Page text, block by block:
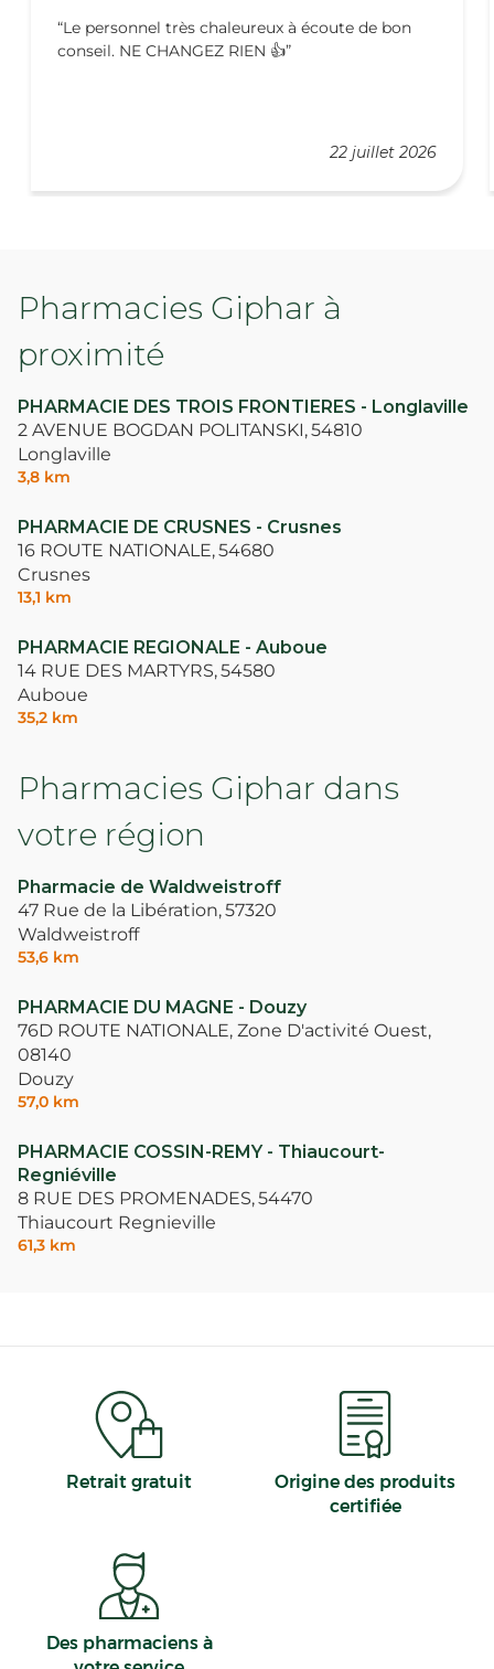
22 juillet 2026
Le personnel très chaleureux à écoute de bon
conseil. NE CHANGEZ RIEN 👍
Pharmacies Giphar à
proximité
PHARMACIE DES TROIS FRONTIERES - Longlaville
2 AVENUE BOGDAN POLITANSKI,54810
Longlaville
3,8 km
PHARMACIE DE CRUSNES - Crusnes
16 ROUTE NATIONALE,54680
Crusnes
13,1 km
PHARMACIE REGIONALE - Auboue
14 RUE DES MARTYRS,54580
Auboue
35,2 km
Pharmacies Giphar dans
votre région
Pharmacie de Waldweistroff
47 Rue de la Libération,57320
Waldweistroff
53,6 km
PHARMACIE DU MAGNE - Douzy
76D ROUTE NATIONALE, Zone D'activité Ouest,
08140
Douzy
57,0 km
PHARMACIE COSSIN-REMY - Thiaucourt-
Regniéville
8 RUE DES PROMENADES,54470
Thiaucourt Regnieville
61,3 km
Retrait gratuit
Origine des produits
certifiée
Des pharmaciens à